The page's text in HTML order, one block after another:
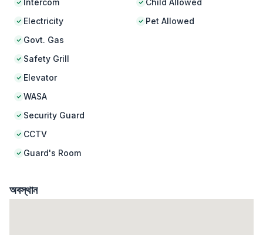
Intercom
Electricity
Govt. Gas
Safety Grill
Elevator
WASA
Security Guard
CCTV
Guard's Room
Child Allowed
Pet Allowed
অবস্থান